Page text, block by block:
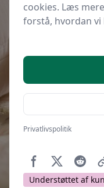
Sådan
madras
Understøttet af
cookies. Læs
forstå, hvordan
Privatlivspolitik